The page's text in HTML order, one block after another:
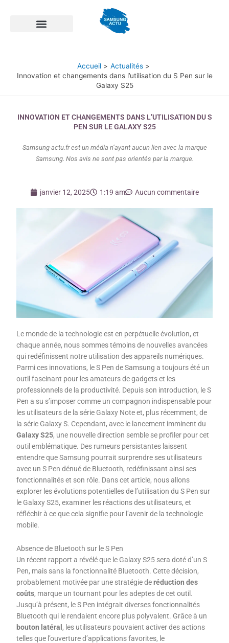
Accueil
Actualités
Innovation et changements dans l’utilisation du S Pen sur le
Galaxy S25
INNOVATION ET CHANGEMENTS DANS L’UTILISATION DU S
PEN SUR LE GALAXY S25
Samsung-actu.fr est un média n’ayant aucun lien avec la marque
Samsung. Nos avis ne sont pas orientés par la marque.
janvier 12, 2025 1:19 am Aucun commentaire
Le monde de la technologie est en perpétuelle évolution, et
chaque année, nous sommes témoins de nouvelles avancées
qui redéfinissent notre utilisation des appareils numériques.
Parmi ces innovations, le S Pen de Samsung a toujours été un
outil fascinant pour les amateurs de gadgets et les
professionnels de la productivité. Depuis son introduction, le S
Pen a su s’imposer comme un compagnon indispensable pour
les utilisateurs de la série Galaxy Note et, plus récemment, de
la série Galaxy S. Cependant, avec le lancement imminent du
Galaxy S25, une nouvelle direction semble se profiler pour cet
outil emblématique. Des rumeurs persistantes laissent
entendre que Samsung pourrait surprendre ses utilisateurs
avec un S Pen dénué de Bluetooth, redéfinissant ainsi ses
fonctionnalités et son rôle. Dans cet article, nous allons
explorer les évolutions potentielles de l’utilisation du S Pen sur
le Galaxy S25, examiner les réactions des utilisateurs, et
réfléchir à ce que cela signifie pour l’avenir de la technologie
mobile.
Absence de Bluetooth sur le S Pen
Un récent rapport a révélé que le Galaxy S25 sera doté d’un S
Pen, mais sans la fonctionnalité Bluetooth. Cette décision,
probablement motivée par une stratégie deréduction des
coûts, marque un tournant pour les adeptes de cet outil.
Jusqu’à présent, le S Pen intégrait diverses fonctionnalités
Bluetooth qui le rendaient encore plus polyvalent. Grâce à un
bouton latéral , les utilisateurs pouvaient activer des actions
telles que l’ouverture d’applications favorites, le